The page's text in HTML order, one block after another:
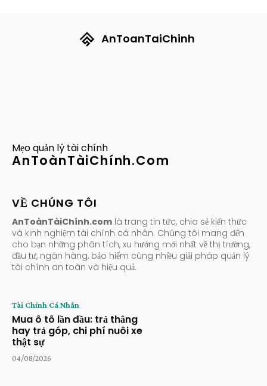
AnToanTaiChinh
Mẹo quản lý tài chính
AnToànTàiChính.Com
VỀ CHÚNG TÔI
AnToànTàiChính.com là trang tin tức, chia sẻ kiến thức
và kinh nghiệm tài chính cá nhân. Chúng tôi mang đến
cho bạn những phân tích, xu hướng mới nhất về thị trường,
đầu tư, ngân hàng, bảo hiểm cùng nhiều giải pháp quản lý
tài chính an toàn và hiệu quả.
Tài Chính Cá Nhân
Mua ô tô lần đầu: trả thẳng
hay trả góp, chi phí nuôi xe
thật sự
04/08/2026